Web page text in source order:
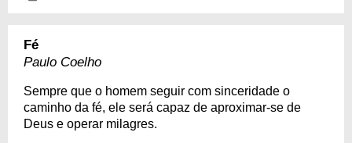
Fé
Paulo Coelho
Sempre que o homem seguir com sinceridade o
caminho da fé, ele será capaz de aproximar-se de
Deus e operar milagres.